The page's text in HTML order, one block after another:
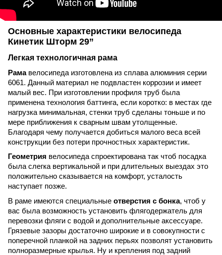
Основные характеристики велосипеда
Кинетик Шторм 29”
Легкая технологичная рама
Рамавелосипеда изготовлена из сплава алюминия серии
6061. Данный материал не подвластен коррозии и имеет
малый вес. При изготовлении профиля труб была
применена технология баттинга, если коротко: в местах где
нагрузка минимальная, стенки труб сделаны тоньше и по
мере приближения к сварным швам утолщенные.
Благодаря чему получается добиться малого веса всей
конструкции без потери прочностных характеристик.
Геометрия велосипеда спроектирована так чтоб посадка
была слегка вертикальной и при длительных выездах это
положительно сказывается на комфорт, усталость
наступает позже.
В раме имеются специальные отверстия с бонка, чтоб у
вас была возможность установить флягодержатель для
перевозки фляги с водой и дополнительные аксессуаре.
Грязевые зазоры достаточно широкие и в совокупности с
поперечной планкой на задних перьях позволят установить
полноразмерные крылья. Ну и крепления под задний